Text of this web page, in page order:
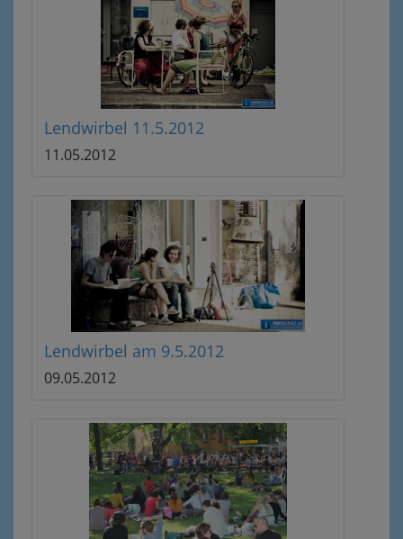
Lendwirbel 11.5.2012
11.05.2012
Lendwirbel am 9.5.2012
09.05.2012